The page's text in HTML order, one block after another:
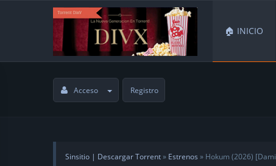
🏠 INICIO
Acceso Registro
Sinsitio | Descargar Torrent» Estrenos » Hokum (2026)